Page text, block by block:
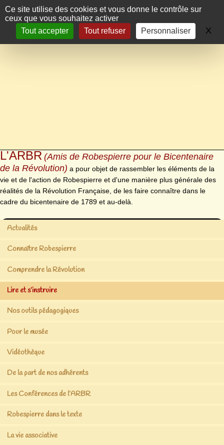
Panneau de gestion des cookies
Ce site utilise des cookies et vous donne le contrôle sur
ceux que vous souhaitez activer
Tout accepter
Tout refuser Personnaliser X
L'ARBR (Amis de Robespierre pour le Bicentenaire
de la Révolution) a pour objet de rassembler les éléments de la
vie et de l'action de Robespierre et d'une manière plus générale des
réalités de la Révolution Française, de les faire connaître dans le
cadre du bicentenaire de 1789 et au-delà.
Actualités
Connaître Robespierre
Comprendre la Révolution
Lire et s’instruire
Nos outils pédagogiques
Pour le musée
Vidéothèque
De la part de nos adhérents
Les Conférences de l’ARBR
Robespierre dans le texte
La vie associative